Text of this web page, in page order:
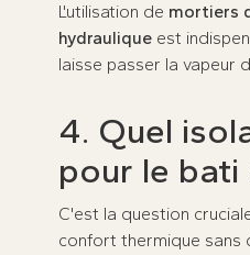
L'utilisation de mortiers
hydrauliqueest
laisse passer la vapeur
4. Quel
pour le bati
C'est la question
confort thermique sans